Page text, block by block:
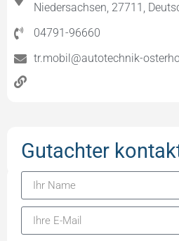
Niedersachsen, 27711,
04791-96660
tr.mobil@autotechnik-
Gutachter